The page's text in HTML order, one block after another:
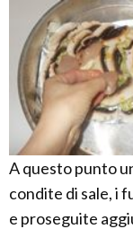
A questo punto
condite di sale, i
e proseguite